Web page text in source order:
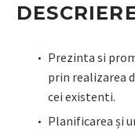
Prezinta si
prin realizarea
cei existenti.
Planificarea și